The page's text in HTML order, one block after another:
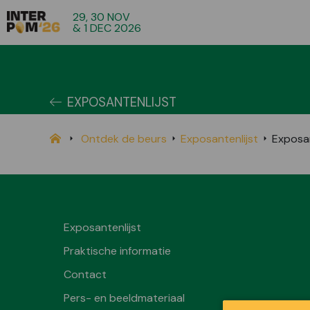
29, 30 NOV
& 1 DEC 2026
EXPOSANTENLIJST
Ontdek de beurs Exposantenlijst
Exposantenlijst
Praktische informatie
Contact
Pers- en beeldmateriaal